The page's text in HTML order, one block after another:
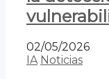
02/05/2026
IA Noticias